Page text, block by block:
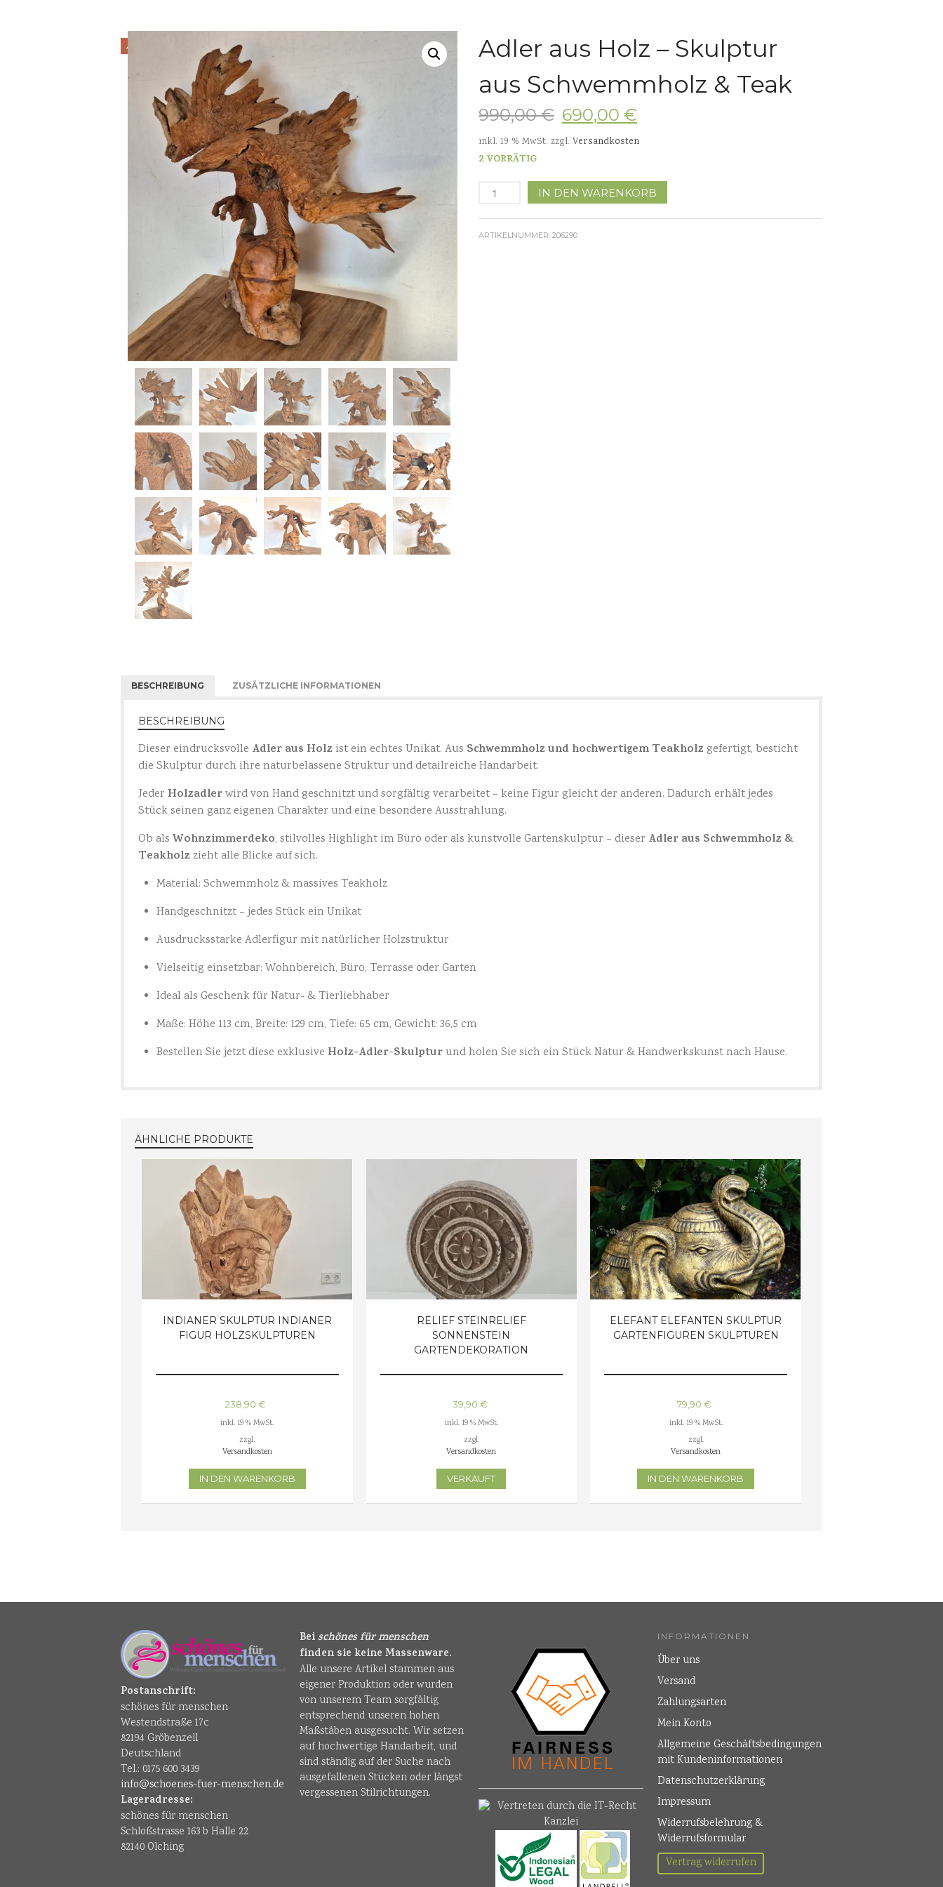
ANGEBOT!
Adler aus Holz – Skulptur
aus Schwemmholz & Teak
990,00€ 690,00 €
inkl. 19 % MwSt. zzgl. Versandkosten
2 VORRÄTIG
IN DEN WARENKORB
ARTIKELNUMMER: 206290
BESCHREIBUNG ZUSÄTZLICHE INFORMATIONEN
BESCHREIBUNG
Dieser eindrucksvolle Adler aus Holz ist ein echtes Unikat. Aus Schwemmholz und hochwertigem Teakholz gefertigt, besticht
die Skulptur durch ihre naturbelassene Struktur und detailreiche Handarbeit.
Jeder Holzadlerwird von Hand geschnitzt und sorgfältig verarbeitet – keine Figur gleicht der anderen. Dadurch erhält jedes
Stück seinen ganz eigenen Charakter und eine besondere Ausstrahlung.
Ob als Wohnzimmerdeko, stilvolles Highlight im Büro oder als kunstvolle Gartenskulptur – dieser Adler aus Schwemmholz &
Teakholz zieht alle Blicke auf sich.
Material: Schwemmholz & massives Teakholz
Handgeschnitzt – jedes Stück ein Unikat
Ausdrucksstarke Adlerfigur mit natürlicher Holzstruktur
Vielseitig einsetzbar: Wohnbereich, Büro, Terrasse oder Garten
Ideal als Geschenk für Natur- & Tierliebhaber
Maße: Höhe 113 cm, Breite: 129 cm, Tiefe: 65 cm, Gewicht: 36,5 cm
Bestellen Sie jetzt diese exklusive Holz-Adler-Skulpturund holen Sie sich ein Stück Natur & Handwerkskunst nach Hause.
ÄHNLICHE PRODUKTE
INDIANER SKULPTUR INDIANER
FIGUR HOLZSKULPTUREN
238,90€
inkl. 19 % MwSt.
zzgl.
Versandkosten
IN DEN WARENKORB
RELIEF STEINRELIEF
SONNENSTEIN
GARTENDEKORATION
39,90 €
inkl. 19 % MwSt.
zzgl.
Versandkosten
VERKAUFT
ELEFANT ELEFANTEN SKULPTUR
GARTENFIGUREN SKULPTUREN
79,90€
inkl. 19 % MwSt.
zzgl.
Versandkosten
IN DEN WARENKORB
Postanschrift:
schönes für menschen
Westendstraße 17c
82194 Gröbenzell
Deutschland
Tel.: 0175 600 3439
info@schoenes-fuer-menschen.de
Lageradresse:
schönes für menschen
Schloßstrasse 163 b Halle 22
82140 Olching
Beischönes für menschen
finden sie keine Massenware.
Alle unsere Artikel stammen aus
eigener Produktion oder wurden
von unserem Team sorgfältig
entsprechend unseren hohen
Maßstäben ausgesucht. Wir setzen
auf hochwertige Handarbeit, und
sind ständig auf der Suche nach
ausgefallenen Stücken oder längst
vergessenen Stilrichtungen.
INFORMATIONEN
Über uns
Versand
Zahlungsarten
Mein Konto
Allgemeine Geschäftsbedingungen
mit Kundeninformationen
Datenschutzerklärung
Impressum
Widerrufsbelehrung &
Widerrufsformular
Vertrag widerrufen